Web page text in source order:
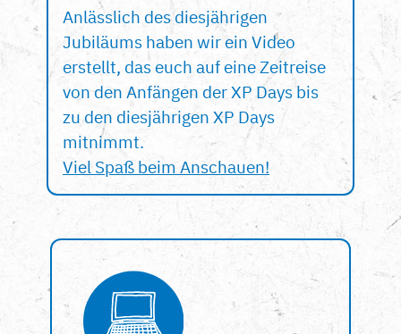
Anlässlich des diesjährigen
Jubiläums haben wir ein Video
erstellt, das euch auf eine Zeitreise
von den Anfängen der XP Days bis
zu den diesjährigen XP Days
mitnimmt.
Viel Spaß beim Anschauen!